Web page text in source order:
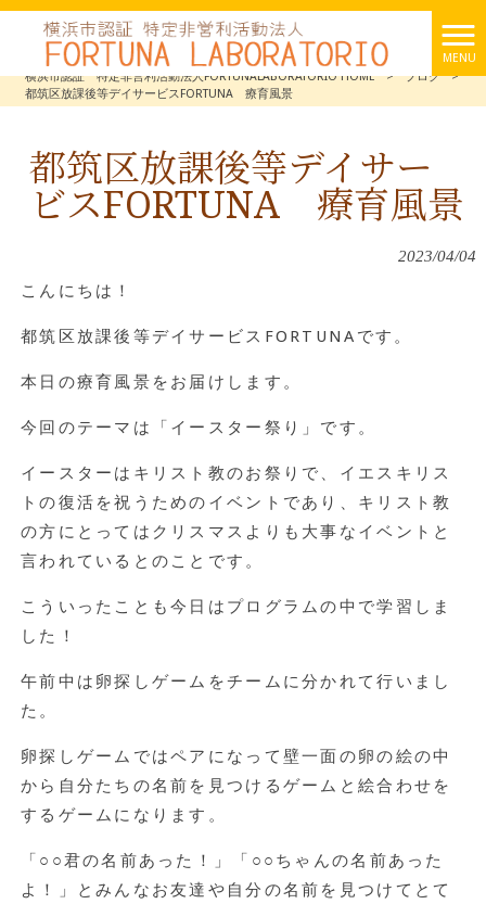
MENU
横浜市認証 特定非営利活動法人FORTUNALABORATORIO HOME
> ブログ
>
都筑区放課後等デイサービスFORTUNA 療育風景
都筑区放課後等デイサー
ビスFORTUNA 療育風景
2023/04/04
こんにちは！
都筑区放課後等デイサービスFORTUNAです。
本日の療育風景をお届けします。
今回のテーマは「イースター祭り」です。
イースターはキリスト教のお祭りで、イエスキリス
トの復活を祝うためのイベントであり、キリスト教
の方にとってはクリスマスよりも大事なイベントと
言われているとのことです。
こういったことも今日はプログラムの中で学習しま
した！
午前中は卵探しゲームをチームに分かれて行いまし
た。
卵探しゲームではペアになって壁一面の卵の絵の中
から自分たちの名前を見つけるゲームと絵合わせを
するゲームになります。
「○○君の名前あった！」「○○ちゃんの名前あった
よ！」とみんなお友達や自分の名前を見つけてとて